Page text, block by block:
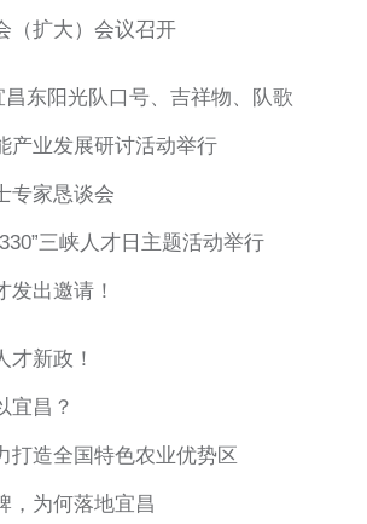
（扩大）会议召开
昌东阳光队口号、吉祥物、队歌
产业发展研讨活动举行
专家恳谈会
三峡人才日主题活动举行
发出邀请！
才新政！
宜昌？
打造全国特色农业优势区
，为何落地宜昌